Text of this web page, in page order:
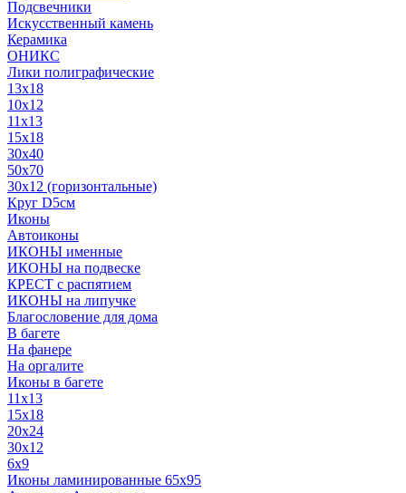
Подсвечники
Искусственный камень
Керамика
ОНИКС
Лики полиграфические
13x18
10x12
11х13
15х18
30x40
50x70
30x12 (горизонтальные)
Круг D5см
Иконы
Автоиконы
ИКОНЫ именные
ИКОНЫ на подвеске
КРЕСТ с распятием
ИКОНЫ на липучке
Благословение для дома
В багете
На фанере
На оргалите
Иконы в багете
11x13
15x18
20x24
30х12
6x9
Иконы ламинированные 65x95